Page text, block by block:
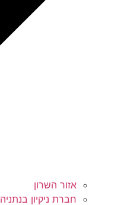
אזור השרון
חברת ניקיון בנתניה